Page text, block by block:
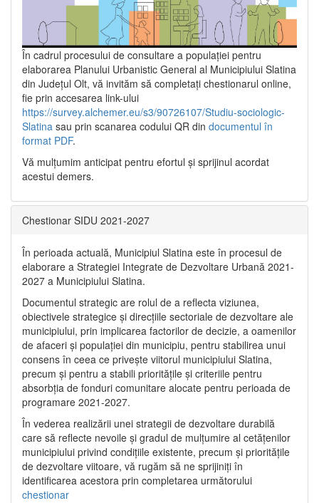
În cadrul procesului de consultare a populaţiei pentru
elaborarea Planului Urbanistic General al Municipiului Slatina
din Județul Olt, vă invităm să completați chestionarul online,
fie prin accesarea link-ului
https://survey.alchemer.eu/s3/90726107/Studiu-sociologic-
Slatina sau prin scanarea codului QR din documentul în
format PDF.
Vă mulţumim anticipat pentru efortul şi sprijinul acordat
acestui demers.
Chestionar SIDU 2021-2027
În perioada actuală, Municipiul Slatina este în procesul de
elaborare a Strategiei Integrate de Dezvoltare Urbană 2021‐
2027 a Municipiului Slatina.
Documentul strategic are rolul de a reflecta viziunea,
obiectivele strategice și direcțiile sectoriale de dezvoltare ale
municipiului, prin implicarea factorilor de decizie, a oamenilor
de afaceri și populației din municipiu, pentru stabilirea unui
consens în ceea ce privește viitorul municipiului Slatina,
precum și pentru a stabili prioritățile și criteriile pentru
absorbția de fonduri comunitare alocate pentru perioada de
programare 2021-2027.
În vederea realizării unei strategii de dezvoltare durabilă
care să reflecte nevoile și gradul de mulțumire al cetățenilor
municipiului privind condițiile existente, precum și prioritățile
de dezvoltare viitoare, vă rugăm să ne sprijiniți în
identificarea acestora prin completarea următorului
chestionar